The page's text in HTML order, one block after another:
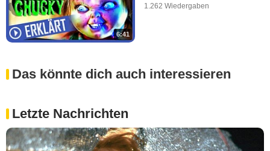
6:41
1.262 Wiedergaben
Das könnte dich auch interessieren
Letzte Nachrichten